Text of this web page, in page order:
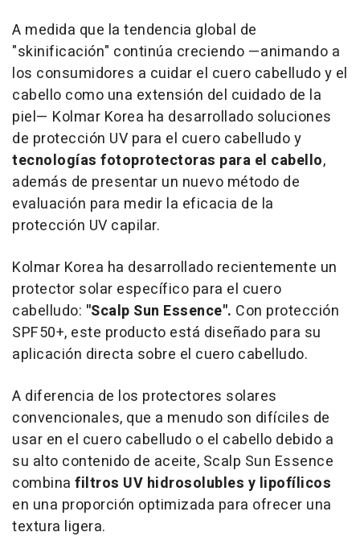
A medida que la tendencia global de
"skinificación" continúa creciendo —animando a
los consumidores a cuidar el cuero cabelludo y el
cabello como una extensión del cuidado de la
piel— Kolmar Korea ha desarrollado soluciones
de protección UV para el cuero cabelludo y
tecnologías fotoprotectoras para el cabello,
además de presentar un nuevo método de
evaluación para medir la eficacia de la
protección UV capilar.
Kolmar Korea ha desarrollado recientemente un
protector solar específico para el cuero
cabelludo: "Scalp Sun Essence". Con protección
SPF50+, este producto está diseñado para su
aplicación directa sobre el cuero cabelludo.
A diferencia de los protectores solares
convencionales, que a menudo son difíciles de
usar en el cuero cabelludo o el cabello debido a
su alto contenido de aceite, Scalp Sun Essence
combina filtros UV hidrosolubles y lipofílicos
en una proporción optimizada para ofrecer una
textura ligera.